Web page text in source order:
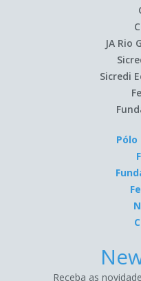
JA Rio
Sicredi
Pólo
Receba as